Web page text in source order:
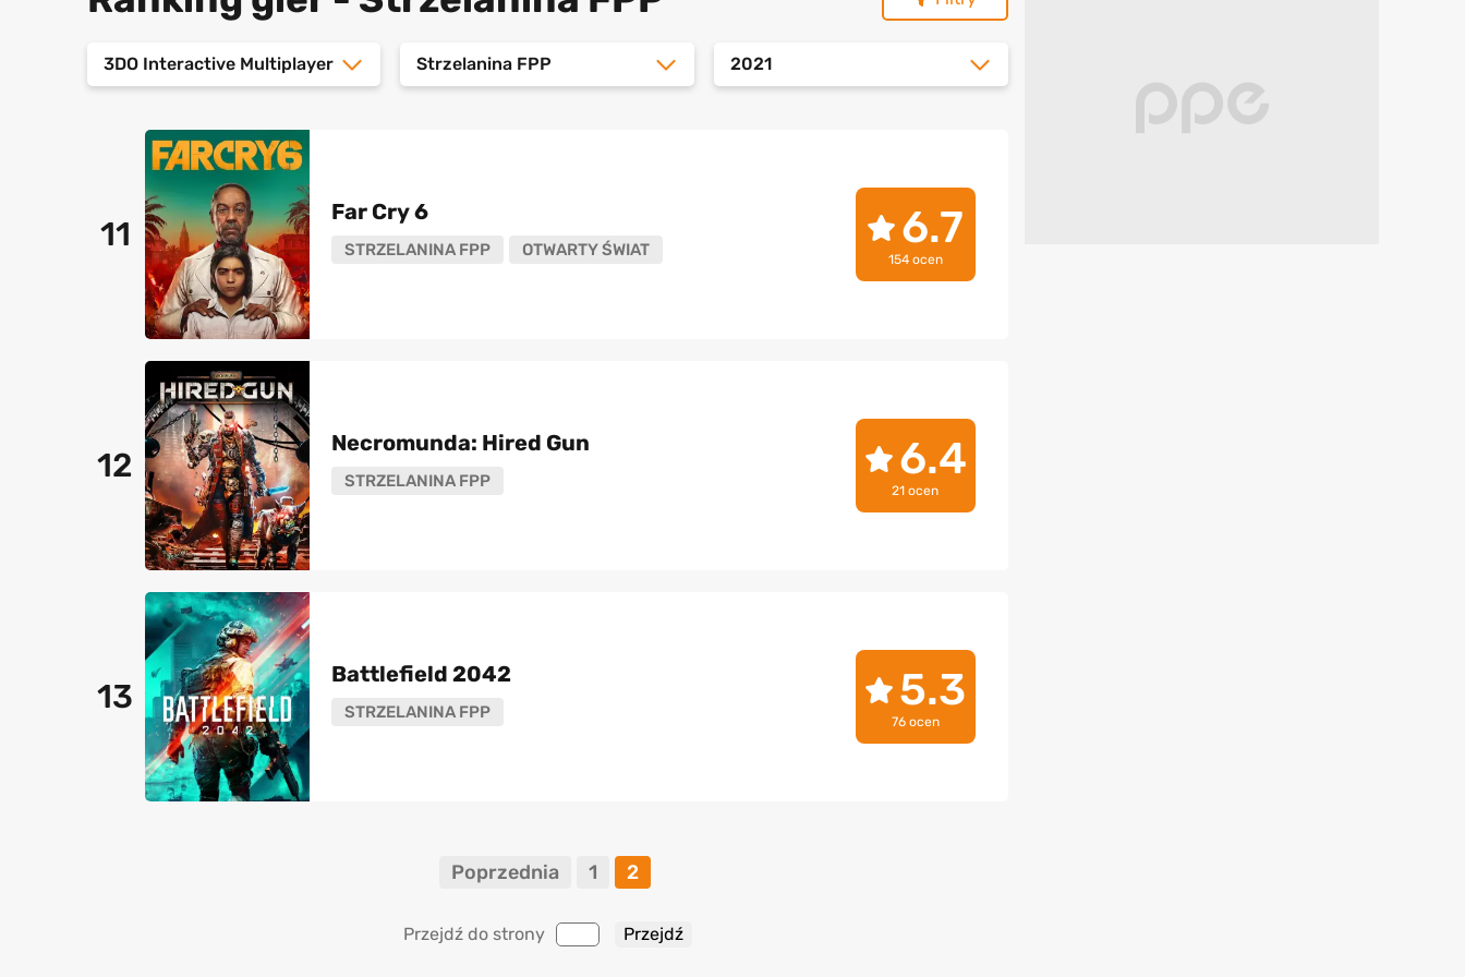
3DO Interactive Multiplayer Strzelanina FPP 2021
11
Far Cry 6
STRZELANINA FPP OTWARTY ŚWIAT 6.7
154 ocen
12
Necromunda: Hired Gun
STRZELANINA FPP 6.4
21 ocen
13
Battlefield 2042
STRZELANINA FPP 5.3
76 ocen
Poprzednia 1 2
Przejdź do strony